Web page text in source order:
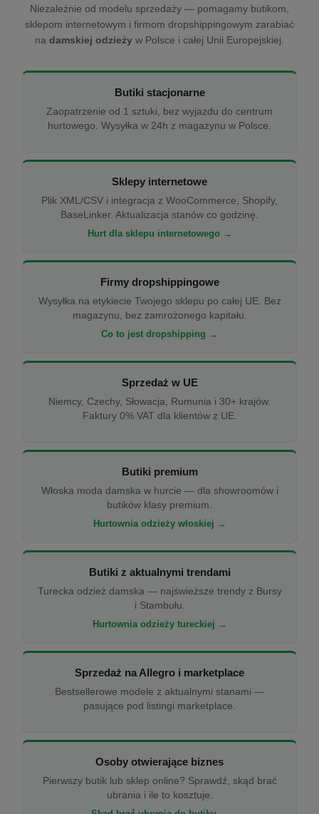
Niezależnie od modelu sprzedaży — pomagamy butikom,
sklepom internetowym i firmom dropshippingowym zarabiać
na damskiej odzieży w Polsce i całej Unii Europejskiej.
Butiki stacjonarne
Zaopatrzenie od 1 sztuki, bez wyjazdu do centrum
hurtowego. Wysyłka w 24h z magazynu w Polsce.
Sklepy internetowe
Plik XML/CSV i integracja z WooCommerce, Shopify,
BaseLinker. Aktualizacja stanów co godzinę.
Hurt dla sklepu internetowego →
Firmy dropshippingowe
Wysyłka na etykiecie Twojego sklepu po całej UE. Bez
magazynu, bez zamrożonego kapitału.
Co to jest dropshipping →
Sprzedaż w UE
Niemcy, Czechy, Słowacja, Rumunia i 30+ krajów.
Faktury 0% VAT dla klientów z UE.
Butiki premium
Włoska moda damska w hurcie — dla showroomów i
butików klasy premium.
Hurtownia odzieży włoskiej →
Butiki z aktualnymi trendami
Turecka odzież damska — najświeższe trendy z Bursy
i Stambułu.
Hurtownia odzieży tureckiej →
Sprzedaż na Allegro i marketplace
Bestsellerowe modele z aktualnymi stanami —
pasujące pod listingi marketplace.
Osoby otwierające biznes
Pierwszy butik lub sklep online? Sprawdź, skąd brać
ubrania i ile to kosztuje.